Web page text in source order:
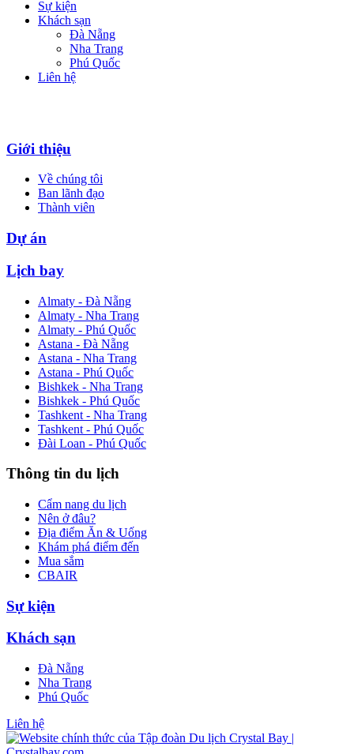
Sự kiện
Khách sạn
Đà Nẵng
Nha Trang
Phú Quốc
Liên hệ
Giới thiệu
Về chúng tôi
Ban lãnh đạo
Thành viên
Dự án
Lịch bay
Almaty - Đà Nẵng
Almaty - Nha Trang
Almaty - Phú Quốc
Astana - Đà Nẵng
Astana - Nha Trang
Astana - Phú Quốc
Bishkek - Nha Trang
Bishkek - Phú Quốc
Tashkent - Nha Trang
Tashkent - Phú Quốc
Đài Loan - Phú Quốc
Thông tin du lịch
Cẩm nang du lịch
Nên ở đâu?
Địa điểm Ăn & Uống
Khám phá điểm đến
Mua sắm
CBAIR
Sự kiện
Khách sạn
Đà Nẵng
Nha Trang
Phú Quốc
Liên hệ